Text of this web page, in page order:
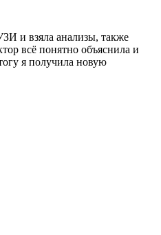
и взяла анализы, также
всё понятно объяснила и
я получила новую